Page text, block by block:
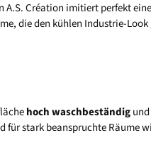
Création imitiert perfekt
die den kühlen Industrie-
hoch waschbeständig
stark beanspruchte Räume